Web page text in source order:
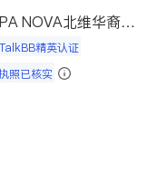
非盈利组织
H
Ci
NOVA北维华裔家
精英认证
照已核实
，赋能孩子与下一代，